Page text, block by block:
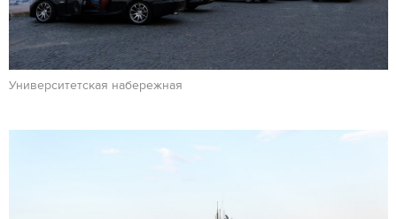
Университетская набережная